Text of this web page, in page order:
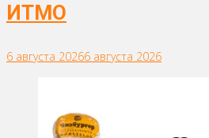
ИТМО
6 августа 20266 августа 2026